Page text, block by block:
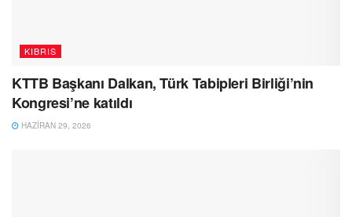
KIBRIS
KTTB Başkanı Dalkan, Türk Tabipleri Birliği’nin
Kongresi’ne katıldı
HAZIRAN 29, 2026